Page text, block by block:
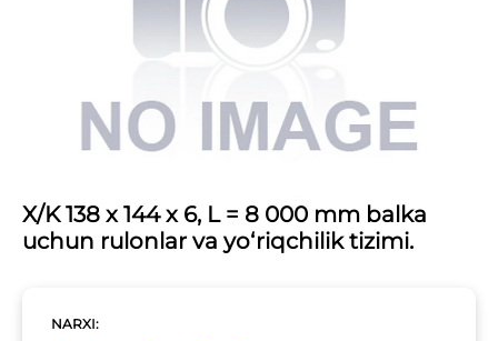
X/K 138 x 144 x 6, L = 8 000 mm balka
uchun rulonlar va yo‘riqchilik tizimi.
NARXI: